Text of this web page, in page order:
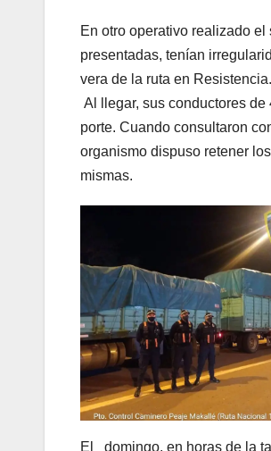
En otro operativo realizado
presentadas, tenían
vera de la ruta en
Al llegar, sus conductores
porte. Cuando consultaron
organismo dispuso retener
mismas.
El domingo, en horas de la